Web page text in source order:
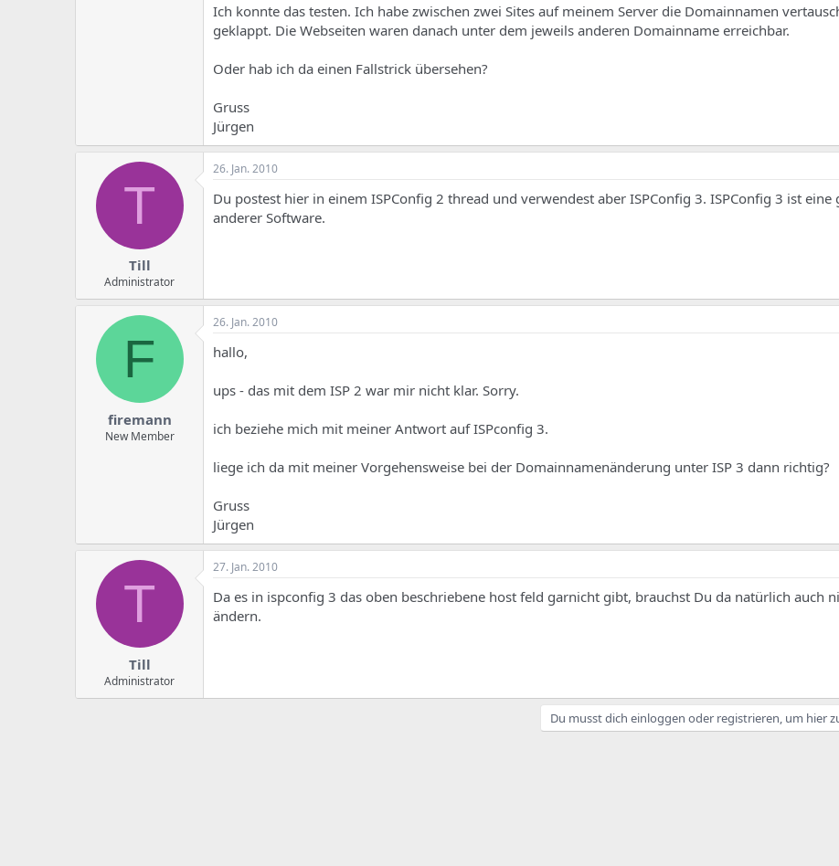
Ich konnte das testen. Ich habe zwischen zwei Sites auf meinem Server die Domainnamen
geklappt. Die Webseiten waren danach unter dem jeweils anderen Domainname erreichbar.
Oder hab ich da einen Fallstrick übersehen?
Gruss
Jürgen
T
Till
Administrator
26. Jan. 2010
Du postest hier in einem ISPConfig 2 thread und verwendest aber ISPConfig 3. ISPConfig 3 ist eine
anderer Software.
F
firemann
New Member
26. Jan. 2010
hallo,
ups - das mit dem ISP 2 war mir nicht klar. Sorry.
ich beziehe mich mit meiner Antwort auf ISPconfig 3.
liege ich da mit meiner Vorgehensweise bei der Domainnamenänderung unter ISP 3 dann richtig?
Gruss
Jürgen
T
Till
Administrator
27. Jan. 2010
Da es in ispconfig 3 das oben beschriebene host feld garnicht gibt, brauchst Du da natürlich auch
ändern.
Du musst dich einloggen oder registrieren, um hier